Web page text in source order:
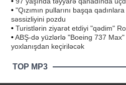
• "Qızımın pullarını başqa
səssizliyini pozdu
• Turistlərin ziyarət etdiyi "qədim"
•ABŞ-də yüzlərlə "Boeing 737
yoxlanışdan keçiriləcək
TOP MP3